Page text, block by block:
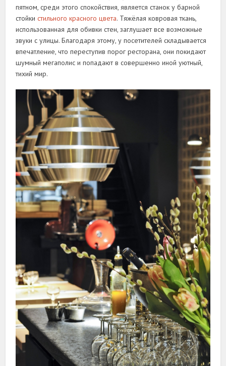
пятном, среди этого спокойствия, является станок у барной
стойкистильного красного цвета. Тяжёлая ковровая ткань,
использованная для обивки стен, заглушает все возможные
звуки с улицы. Благодаря этому, у посетителей складывается
впечатление, что переступив порог ресторана, они покидают
шумный мегаполис и попадают в совершенно иной уютный,
тихий мир.